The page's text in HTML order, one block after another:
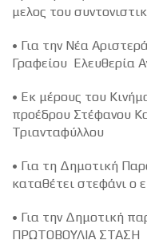
μελος του
• Για την Νέα
Γραφείου Ελευθερία
• Εκ μέρους του
προέδρου Στέφανου
Τριανταφύλλου
• Για τη Δημοτική
καταθέτει στεφάνι ο
• Για την Δημοτική
ΠΡΩΤΟΒΟΥΛΙΑ ΣΤΑΣΗ